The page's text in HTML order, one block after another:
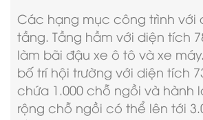
Các hạng mục công trình với
tầng. Tầng hầm với diện tích
làm bãi đậu xe ô tô và xe
bố trí hội trường với diện tích
chứa 1.000 chỗ ngồi và hành
rộng chỗ ngồi có thể lên tới